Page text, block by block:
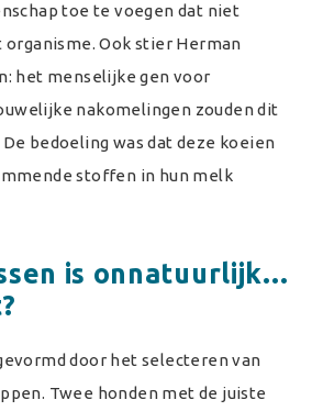
toe te voegen dat niet
organisme. Ook stier Herman
het menselijke gen voor
nakomelingen zouden dit
bedoeling was dat deze koeien
stoffen in hun melk
is onnatuurlijk…
door het selecteren van
Twee honden met de juiste